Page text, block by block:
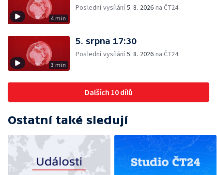
4 min
Poslední vysílání5. 8. 2026 na ČT24
3 min
5. srpna 17:30
Poslední vysílání5. 8. 2026 na ČT24
Dalších 10 dílů
Ostatní také sledují